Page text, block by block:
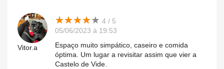
Vitor.a
★★★★★
★★★★★ 4 / 5
05/06/2023 à 19:53
Espaço muito simpático, caseiro e comida
óptima. Um lugar a revisitar assim que vier a
Castelo de Vide.